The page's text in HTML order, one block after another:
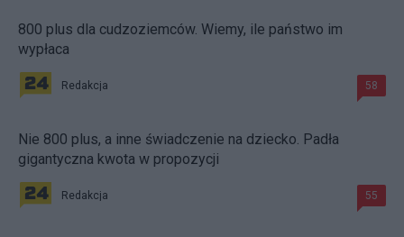
800 plus dla cudzoziemców. Wiemy, ile państwo im
wypłaca
Redakcja 58
Nie 800 plus, a inne świadczenie na dziecko. Padła
gigantyczna kwota w propozycji
Redakcja 55